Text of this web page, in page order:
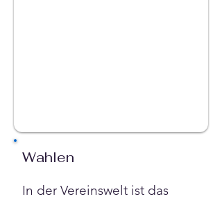
Wahlen
In der Vereinswelt ist das